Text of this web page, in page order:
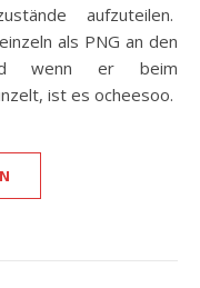
aufzuteilen.
als PNG an den
wenn er beim
ist es ocheesoo.